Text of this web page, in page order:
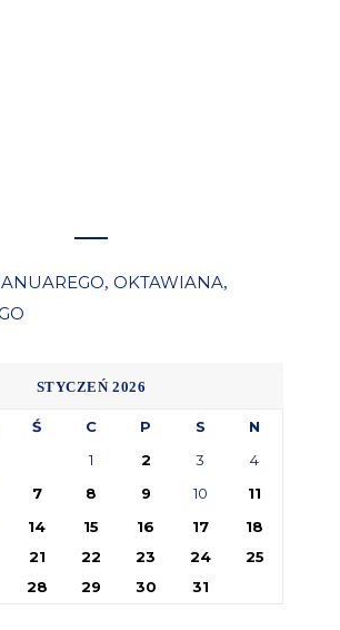
, OKTAWIANA,
STYCZEŃ 2026
Ś C P S
N
1
2 3
4
7 8 9 10
11
14 15 16 17
18
21 22 23 24
25
28 29 30
31